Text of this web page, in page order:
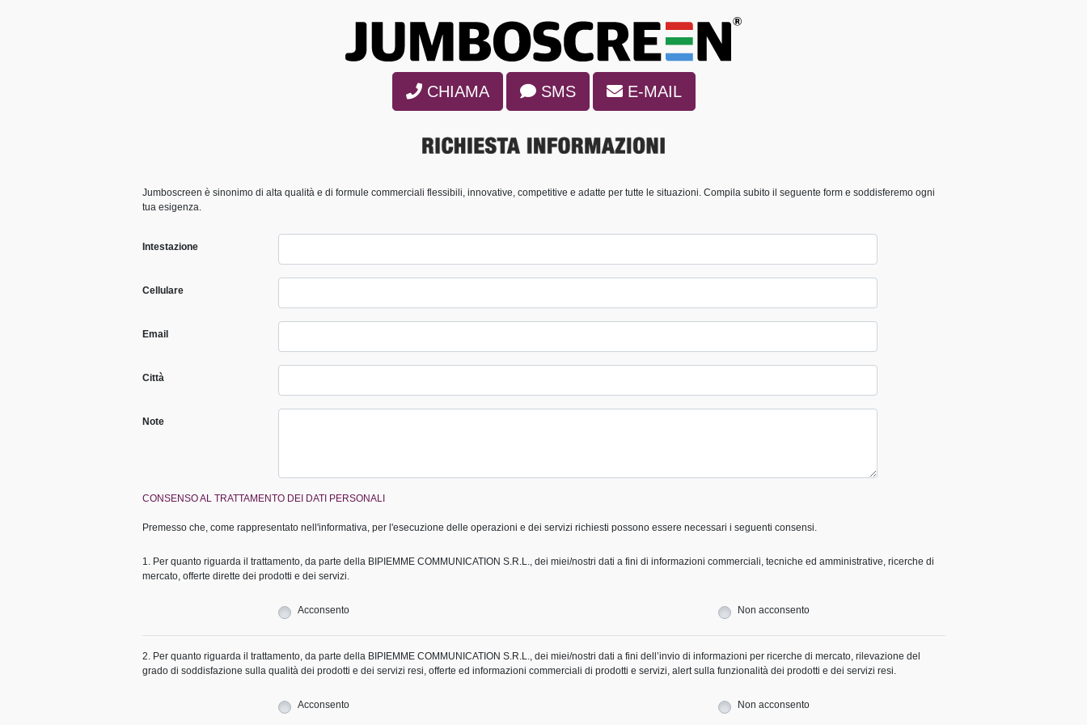
CHIAMA SMS E-MAIL
Jumboscreen è sinonimo di alta qualità e di formule commerciali flessibili, innovative, competitive e adatte per tutte le situazioni. Compila subito il seguente form e soddisferemo ogni
tua esigenza.
Intestazione
Cellulare
Email
Città
Note
CONSENSO AL TRATTAMENTO DEI DATI PERSONALI
Premesso che, come rappresentato nell'informativa, per l'esecuzione delle operazioni e dei servizi richiesti possono essere necessari i seguenti consensi.
1. Per quanto riguarda il trattamento, da parte della BIPIEMME COMMUNICATION S.R.L., dei miei/nostri dati a fini di informazioni commerciali, tecniche ed amministrative, ricerche di
mercato, offerte dirette dei prodotti e dei servizi.
Acconsento Non acconsento
2. Per quanto riguarda il trattamento, da parte della BIPIEMME COMMUNICATION S.R.L., dei miei/nostri dati a fini dell’invio di informazioni per ricerche di mercato, rilevazione del
grado di soddisfazione sulla qualità dei prodotti e dei servizi resi, offerte ed informazioni commerciali di prodotti e servizi, alert sulla funzionalità dei prodotti e dei servizi resi.
Acconsento Non acconsento